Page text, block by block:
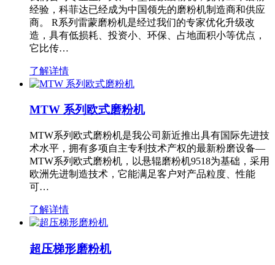
经验，科菲达已经成为中国领先的磨粉机制造商和供应
商。 R系列雷蒙磨粉机是经过我们的专家优化升级改
造，具有低损耗、投资小、环保、占地面积小等优点，
它比传…
了解详情
MTW 系列欧式磨粉机
MTW系列欧式磨粉机是我公司新近推出具有国际先进技
术水平，拥有多项自主专利技术产权的最新粉磨设备—
MTW系列欧式磨粉机，以悬辊磨粉机9518为基础，采用
欧洲先进制造技术，它能满足客户对产品粒度、性能
可…
了解详情
超压梯形磨粉机